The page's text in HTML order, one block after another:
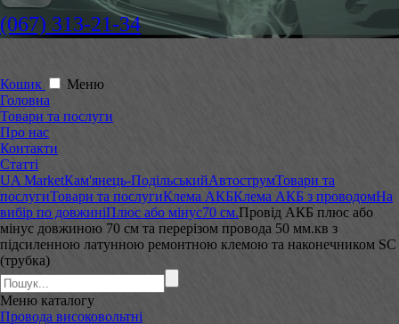
(067) 313-21-34
Кошик
Меню
Головна
Товари та послуги
Про нас
Контакти
Статті
UA MarketКам'янець-ПодільськийАвтострумТовари та
послугиТовари та послугиКлема АКБКлема АКБ з проводомНа
вибір по довжиніПлюс або мінус70 см.Провід АКБ плюс або
мінус довжиною 70 см та перерізом провода 50 мм.кв з
підсиленною латунною ремонтною клемою та наконечником SC
(трубка)
Меню каталогу
Провода високовольтні